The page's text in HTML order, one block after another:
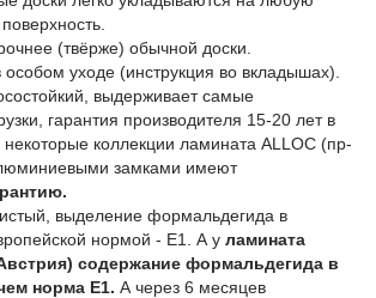
(твёрже) обычной доски.
уходе (инструкция во вкладышах).
выдерживает самые
гарантия производителя 15-20 лет в
коллекции ламината ALLOC (пр-
замками имеют
выделение формальдегида в
нормой - Е1. А у ламината
содержание формальдегида в
норма Е1. А через 6 месяцев